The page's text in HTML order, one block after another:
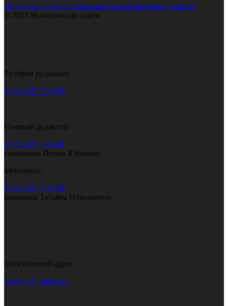
Политика конфиденциальности персональных данных
© 2023 Искитимская газета
Телефон редакции:
8(383-43) 7-90-60
Главный редактор:
8(383-43) 7-90-60
Голиченко Ирина Юрьевна
Менеджер:
8(383-43) 7-90-60
Бородина Татьяна Николаевна
Электронный адрес:
gazeta.i@yandex.ru